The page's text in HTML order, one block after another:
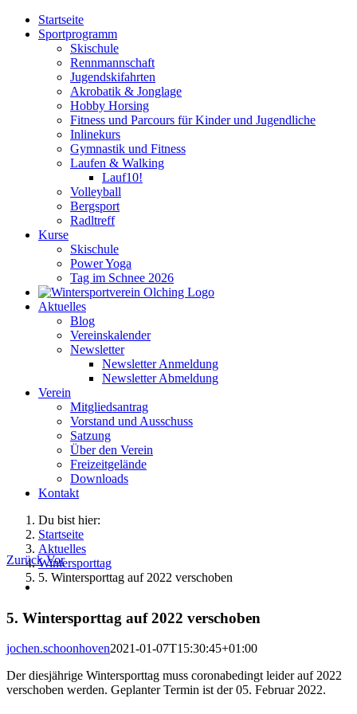
Zum
Inhalt
Startseite
Sportprogramm
Skischule
Rennmannschaft
Jugendskifahrten
Akrobatik & Jonglage
Hobby Horsing
Fitness und Parcours für Kinder und Jugendliche
Inlinekurs
Gymnastik und Fitness
Laufen & Walking
Lauf10!
Volleyball
Bergsport
Radltreff
Kurse
Skischule
Power Yoga
Tag im Schnee 2026
Aktuelles
Blog
Vereinskalender
Newsletter
Newsletter Anmeldung
Newsletter Abmeldung
Verein
Mitgliedsantrag
Vorstand und Ausschuss
Satzung
Über den Verein
Freizeitgelände
Downloads
Kontakt
Du bist hier:
Startseite
Aktuelles
Wintersporttag
5. Wintersporttag auf 2022 verschoben
Zurück Vor
Zeige
Bild
5. Wintersporttag auf 2022 verschoben
jochen.schoonhoven2021-01-07T15:30:45+01:00
Der diesjährige Wintersporttag muss coronabedingt leider auf 2022
verschoben werden. Geplanter Termin ist der 05. Februar 2022.